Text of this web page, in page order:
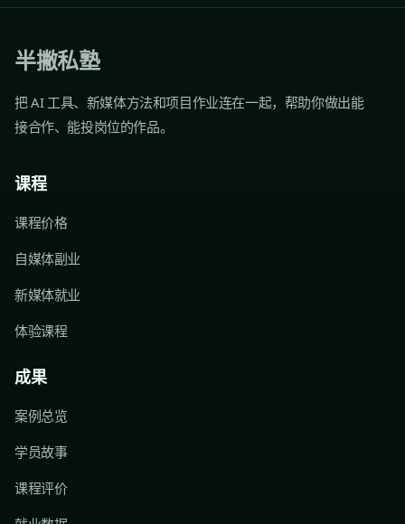
半撇私塾
把 AI 工具、新媒体方法和项目作业连在一起，帮助你做出能
接合作、能投岗位的作品。
课程
课程价格
自媒体副业
新媒体就业
体验课程
成果
案例总览
学员故事
课程评价